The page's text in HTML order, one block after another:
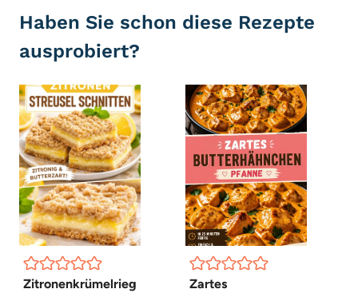
Haben Sie schon diese Rezepte
ausprobiert?
Zitronenkrümelrieg
Zartes